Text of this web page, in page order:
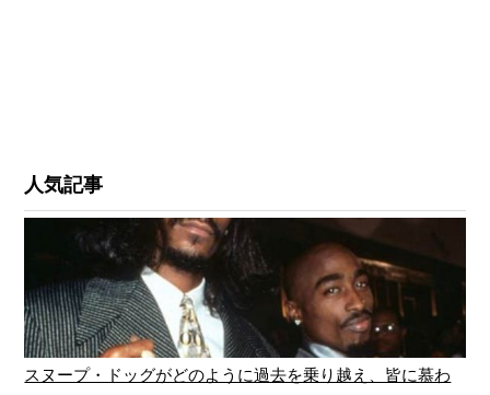
人気記事
スヌープ・ドッグがどのように過去を乗り越え、皆に慕わ